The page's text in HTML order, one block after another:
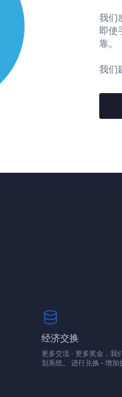
我们
即使
靠。
我们
经济交换
更多交流 - 更多奖金，我
划系统。 进行兑换 - 增加